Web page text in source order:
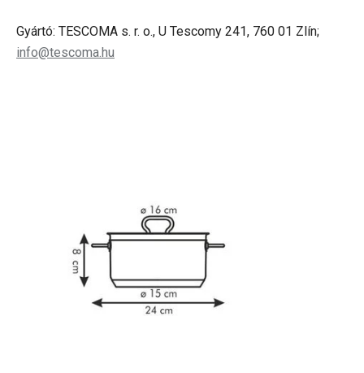
Gyártó: TESCOMA s. r. o., U Tescomy 241, 760 01 Zlín;
info@tescoma.hu